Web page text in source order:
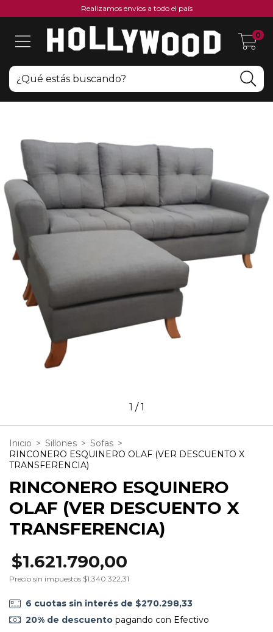
Realizamos envíos a todo el país
0
1 /1
Inicio > Sillones > Sofas >
RINCONERO ESQUINERO OLAF (VER DESCUENTO X
TRANSFERENCIA)
RINCONERO ESQUINERO
OLAF (VER DESCUENTO X
TRANSFERENCIA)
$1.621.790,00
Precio sin impuestos $1.340.322,31
6 cuotas sin interés de $270.298,33
20% de descuentopagando con Efectivo